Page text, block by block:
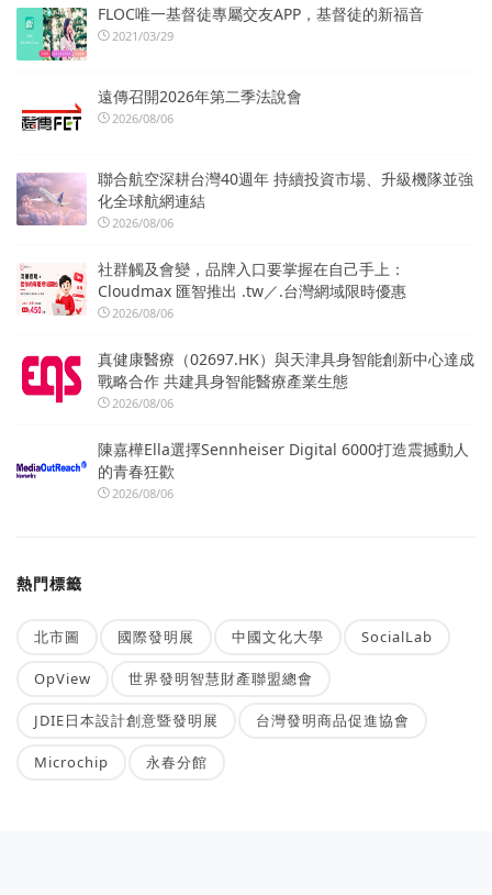
FLOC唯一基督徒專屬交友APP，基督徒的新福音
2021/03/29
遠傳召開2026年第二季法說會
2026/08/06
聯合航空深耕台灣40週年 持續投資市場、升級機隊並強
化全球航網連結
2026/08/06
社群觸及會變，品牌入口要掌握在自己手上：
Cloudmax 匯智推出 .tw／.台灣網域限時優惠
2026/08/06
真健康醫療（02697.HK）與天津具身智能創新中心達成
戰略合作 共建具身智能醫療產業生態
2026/08/06
陳嘉樺Ella選擇Sennheiser Digital 6000打造震撼動人
的青春狂歡
2026/08/06
熱門標籤
北市圖 國際發明展 中國文化大學 SocialLab
OpView 世界發明智慧財產聯盟總會
JDIE日本設計創意暨發明展 台灣發明商品促進協會
Microchip 永春分館